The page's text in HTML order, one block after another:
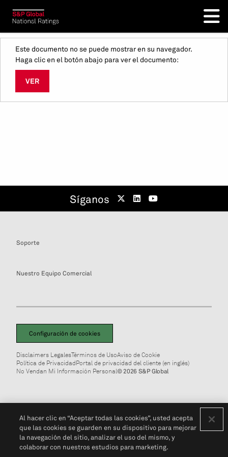
Este documento no se puede mostrar en su navegador.
Haga clic en el botón abajo para ver el documento:
VER
Síganos
Soporte
Nuestro Equipo Comercial
Configuración de cookies
Disclaimers LegalesTérminos de UsoAviso de Cookie
Política de PrivacidadPortal de privacidad del cliente (en inglés)
No Vendan Mi Información Personal© 2026 S&P Global
Al hacer clic en “Aceptar todas las cookies”, usted acepta
que las cookies se guarden en su dispositivo para mejorar
la navegación del sitio, analizar el uso del mismo, y
colaborar con nuestros estudios para marketing.